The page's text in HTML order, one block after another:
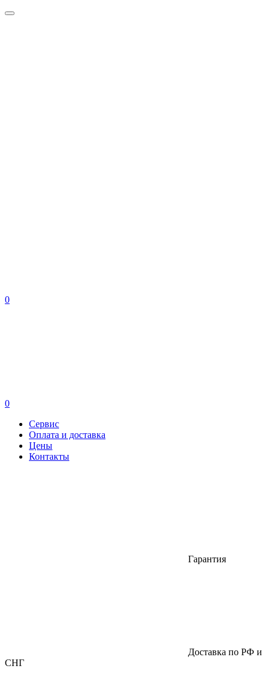
0
0
Сервис
Оплата и доставка
Цены
Контакты
Гарантия
Доставка по РФ и
СНГ